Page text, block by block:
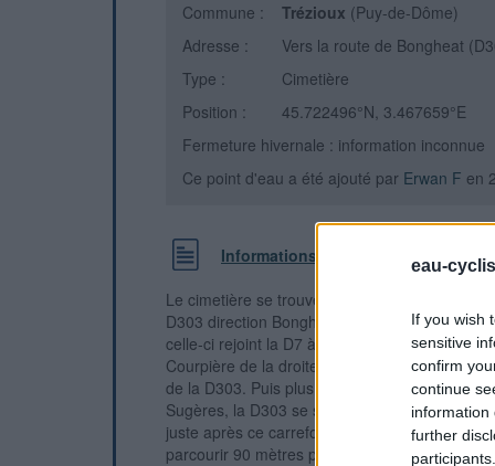
eau-
If you wish
sensitive
confirm
continue
information
further
Commune : Trézioux (Puy-de-Dôme)
Adresse :
Vers la route de Bongheat
Type :
Cimetière
Position :
45.722496°N, 3.467659°E
Fermeture hivernale : information inconnue
Ce point d'eau a été ajouté par Erwan F en
Informations complémentaires
Le cimetière se trouve au bout d'une allée
D303 direction Bongheat. 1) En provenance
celle-ci rejoint la D7 à laquelle elle se
Courpière de la droite et fait un angle droit
de la D303. Puis plus loin, tandis que la D7
Sugères, la D303 se sépare d'elle et tourne à
juste après ce carrefour, prendre l'allée
parcourir 90 mètres pour arriver devant le